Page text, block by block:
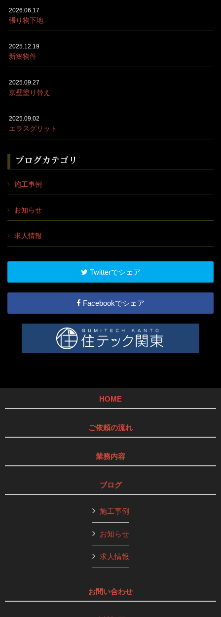
2026.06.17
張り物下地
2025.12.19
新築物件
2025.09.27
京壁塗り替え
2025.09.02
エラスグリット
ブログカテゴリ
施工事例
お知らせ
求人情報
Twitterでシェア
Facebookでシェア
HOME
ご依頼の流れ
業務内容
ブログ
施工事例
お知らせ
求人情報
お問い合わせ